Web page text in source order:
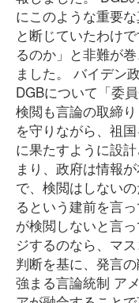
にこのような重要
と断じていたわけ
るのか」と非難が
ました。 バイデン
DGBについて「委
検閲も言論の取締
を守りながら、祖
に果たすように設
まり、政府は情報
で、検閲はしない
るという建前を言
が検閲しないと言
ジするのなら、マ
判断を基に、発言
強まる言論統制 ア